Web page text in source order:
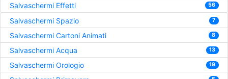
Salvaschermi Effetti 56
Salvaschermi Spazio 7
Salvaschermi Cartoni Animati 8
Salvaschermi Acqua 13
Salvaschermi Orologio 19